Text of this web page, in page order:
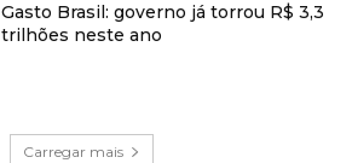
Gasto Brasil: governo já torrou R$ 3,3
trilhões neste ano
Carregar mais